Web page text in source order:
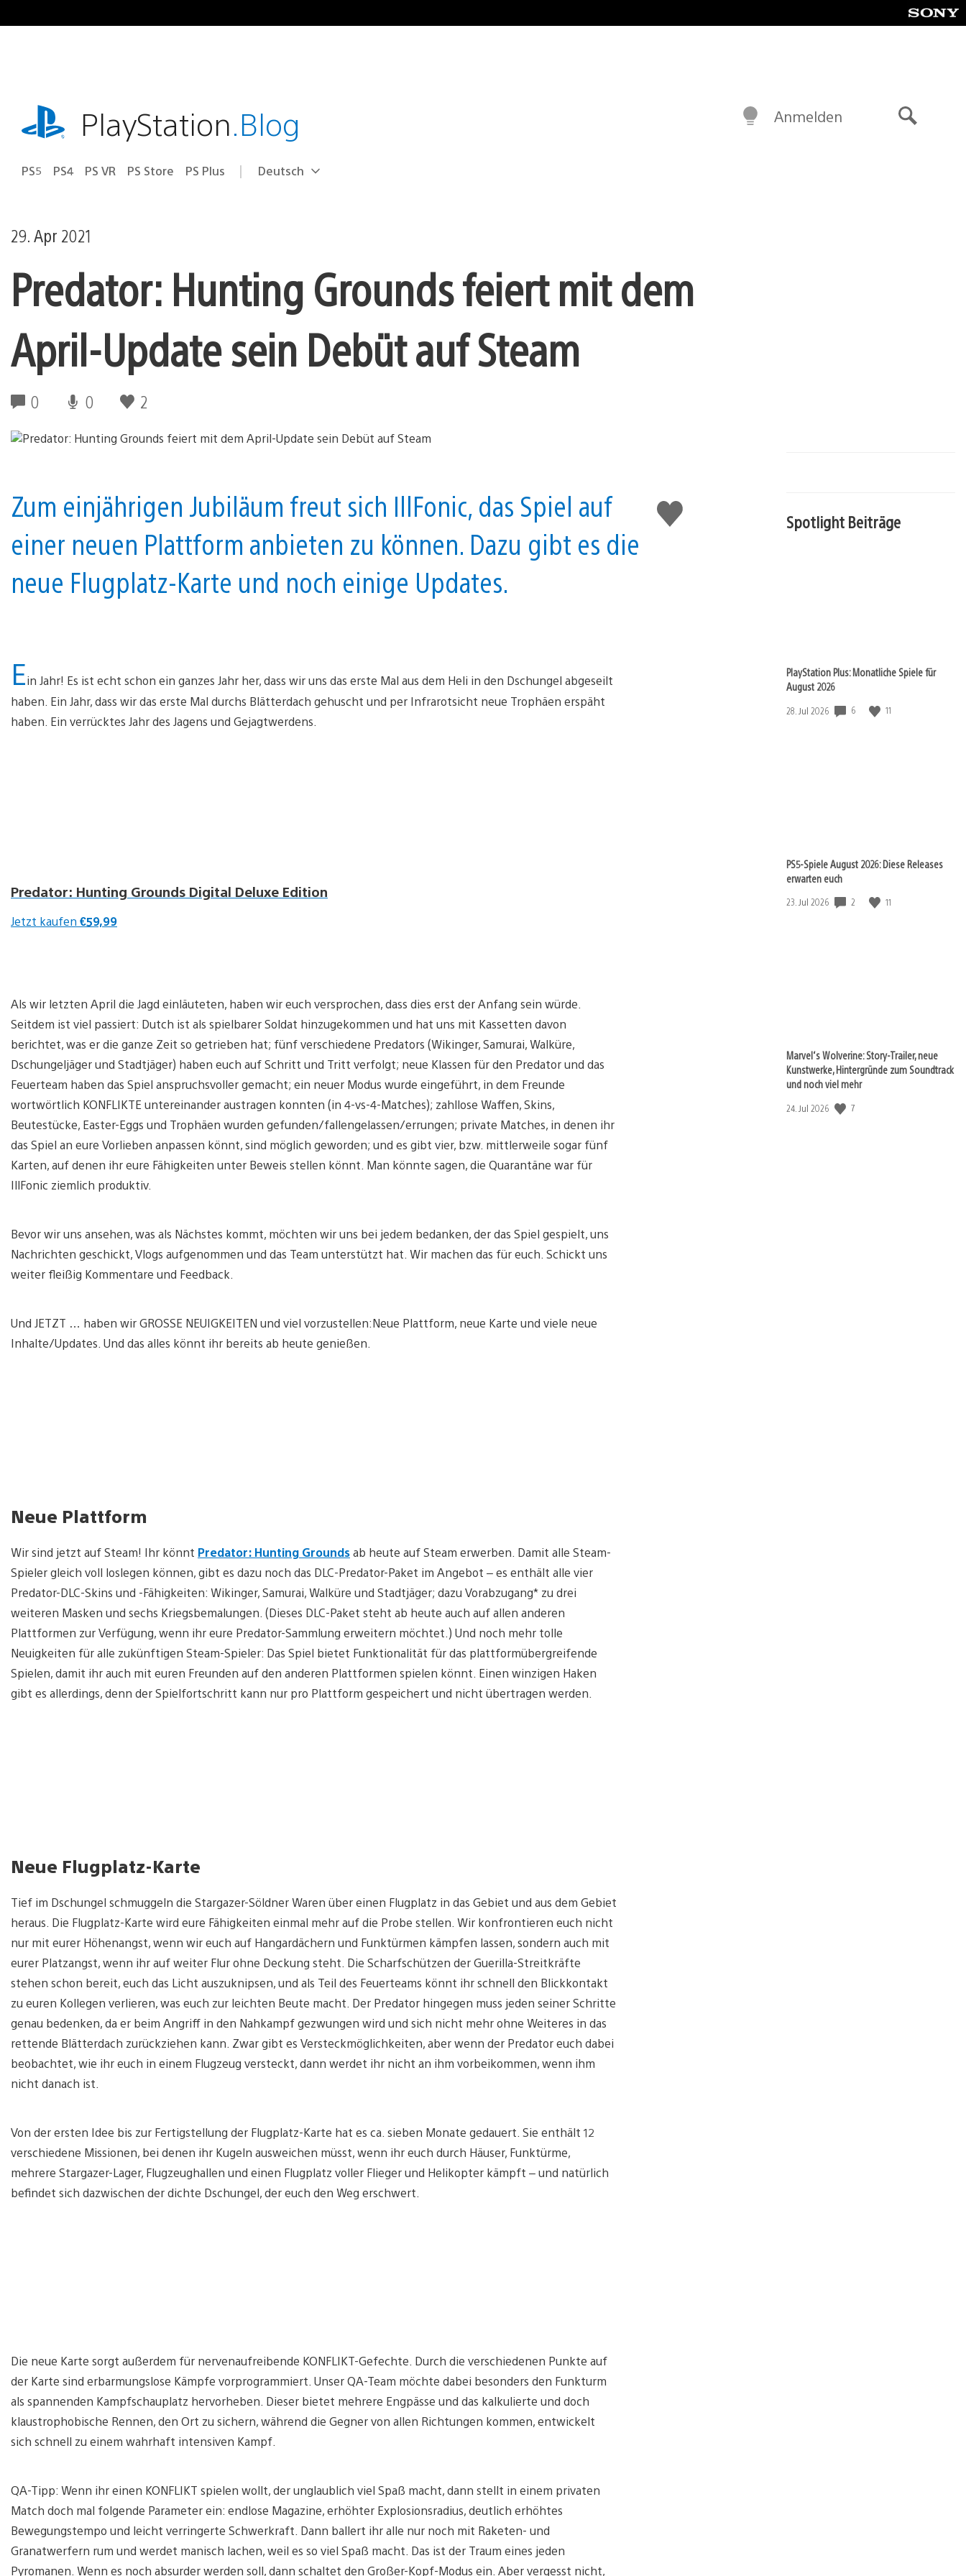
Inhalt
playstation.comPlayStation.Blog
PS5 PS4 PS VR PS Store PS Plus Select
Aktuelle
Deutsch
Anmelden
29. Apr 2021
Predator: Hunting Grounds feiert mit dem
April-Update sein Debüt auf Steam
0 0 2
Gefällt
mir
Zum einjährigen Jubiläum freut sich IllFonic, das Spiel auf
einer neuen Plattform anbieten zu können. Dazu gibt es die
neue Flugplatz-Karte und noch einige Updates.
Ein Jahr! Es ist echt schon ein ganzes Jahr her, dass wir uns das erste Mal aus dem Heli in den Dschungel abgeseilt
haben. Ein Jahr, dass wir das erste Mal durchs Blätterdach gehuscht und per Infrarotsicht neue Trophäen erspäht
haben. Ein verrücktes Jahr des Jagens und Gejagtwerdens.
Predator: Hunting Grounds Digital Deluxe Edition
Jetzt kaufen €59,99
Als wir letzten April die Jagd einläuteten, haben wir euch versprochen, dass dies erst der Anfang sein würde.
Seitdem ist viel passiert: Dutch ist als spielbarer Soldat hinzugekommen und hat uns mit Kassetten davon
berichtet, was er die ganze Zeit so getrieben hat; fünf verschiedene Predators (Wikinger, Samurai, Walküre,
Dschungeljäger und Stadtjäger) haben euch auf Schritt und Tritt verfolgt; neue Klassen für den Predator und das
Feuerteam haben das Spiel anspruchsvoller gemacht; ein neuer Modus wurde eingeführt, in dem Freunde
wortwörtlich KONFLIKTE untereinander austragen konnten (in 4-vs-4-Matches); zahllose Waffen, Skins,
Beutestücke, Easter-Eggs und Trophäen wurden gefunden/fallengelassen/errungen; private Matches, in denen ihr
das Spiel an eure Vorlieben anpassen könnt, sind möglich geworden; und es gibt vier, bzw. mittlerweile sogar fünf
Karten, auf denen ihr eure Fähigkeiten unter Beweis stellen könnt. Man könnte sagen, die Quarantäne war für
IllFonic ziemlich produktiv.
Bevor wir uns ansehen, was als Nächstes kommt, möchten wir uns bei jedem bedanken, der das Spiel gespielt, uns
Nachrichten geschickt, Vlogs aufgenommen und das Team unterstützt hat. Wir machen das für euch. Schickt uns
weiter fleißig Kommentare und Feedback.
Und JETZT … haben wir GROSSE NEUIGKEITEN und viel vorzustellen:Neue Plattform, neue Karte und viele neue
Inhalte/Updates. Und das alles könnt ihr bereits ab heute genießen.
Neue Plattform
Wir sind jetzt auf Steam! Ihr könnt Predator: Hunting Groundsab heute auf Steam erwerben. Damit alle Steam-
Spieler gleich voll loslegen können, gibt es dazu noch das DLC-Predator-Paket im Angebot – es enthält alle vier
Predator-DLC-Skins und -Fähigkeiten: Wikinger, Samurai, Walküre und Stadtjäger; dazu Vorabzugang* zu drei
weiteren Masken und sechs Kriegsbemalungen. (Dieses DLC-Paket steht ab heute auch auf allen anderen
Plattformen zur Verfügung, wenn ihr eure Predator-Sammlung erweitern möchtet.) Und noch mehr tolle
Neuigkeiten für alle zukünftigen Steam-Spieler: Das Spiel bietet Funktionalität für das plattformübergreifende
Spielen, damit ihr auch mit euren Freunden auf den anderen Plattformen spielen könnt. Einen winzigen Haken
gibt es allerdings, denn der Spielfortschritt kann nur pro Plattform gespeichert und nicht übertragen werden.
Neue Flugplatz-Karte
Tief im Dschungel schmuggeln die Stargazer-Söldner Waren über einen Flugplatz in das Gebiet und aus dem Gebiet
heraus. Die Flugplatz-Karte wird eure Fähigkeiten einmal mehr auf die Probe stellen. Wir konfrontieren euch nicht
nur mit eurer Höhenangst, wenn wir euch auf Hangardächern und Funktürmen kämpfen lassen, sondern auch mit
eurer Platzangst, wenn ihr auf weiter Flur ohne Deckung steht. Die Scharfschützen der Guerilla-Streitkräfte
stehen schon bereit, euch das Licht auszuknipsen, und als Teil des Feuerteams könnt ihr schnell den Blickkontakt
zu euren Kollegen verlieren, was euch zur leichten Beute macht. Der Predator hingegen muss jeden seiner Schritte
genau bedenken, da er beim Angriff in den Nahkampf gezwungen wird und sich nicht mehr ohne Weiteres in das
rettende Blätterdach zurückziehen kann. Zwar gibt es Versteckmöglichkeiten, aber wenn der Predator euch dabei
beobachtet, wie ihr euch in einem Flugzeug versteckt, dann werdet ihr nicht an ihm vorbeikommen, wenn ihm
nicht danach ist.
Von der ersten Idee bis zur Fertigstellung der Flugplatz-Karte hat es ca. sieben Monate gedauert. Sie enthält 12
verschiedene Missionen, bei denen ihr Kugeln ausweichen müsst, wenn ihr euch durch Häuser, Funktürme,
mehrere Stargazer-Lager, Flugzeughallen und einen Flugplatz voller Flieger und Helikopter kämpft – und natürlich
befindet sich dazwischen der dichte Dschungel, der euch den Weg erschwert.
Die neue Karte sorgt außerdem für nervenaufreibende KONFLIKT-Gefechte. Durch die verschiedenen Punkte auf
der Karte sind erbarmungslose Kämpfe vorprogrammiert. Unser QA-Team möchte dabei besonders den Funkturm
als spannenden Kampfschauplatz hervorheben. Dieser bietet mehrere Engpässe und das kalkulierte und doch
klaustrophobische Rennen, den Ort zu sichern, während die Gegner von allen Richtungen kommen, entwickelt
sich schnell zu einem wahrhaft intensiven Kampf.
QA-Tipp: Wenn ihr einen KONFLIKT spielen wollt, der unglaublich viel Spaß macht, dann stellt in einem privaten
Match doch mal folgende Parameter ein: endlose Magazine, erhöhter Explosionsradius, deutlich erhöhtes
Bewegungstempo und leicht verringerte Schwerkraft. Dann ballert ihr alle nur noch mit Raketen- und
Granatwerfern rum und werdet manisch lachen, weil es so viel Spaß macht. Das ist der Traum eines jeden
Pyromanen. Wenn es noch absurder werden soll, dann schaltet den Großer-Kopf-Modus ein. Aber vergesst nicht,
Spotlight Beiträge
PlayStation Plus: Monatliche Spiele für
August 2026
Veröffentlichungsdatum:
28. Jul 2026 6 11
PS5-Spiele August 2026: Diese Releases
erwarten euch
Veröffentlichungsdatum:
23. Jul 2026 2 11
Marvel‘s Wolverine: Story-Trailer, neue
Kunstwerke, Hintergründe zum Soundtrack
und noch viel mehr
Veröffentlichungsdatum:
24. Jul 2026 7